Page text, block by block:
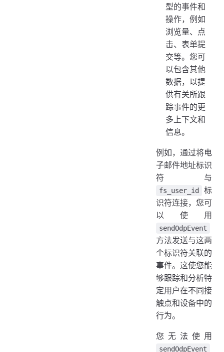
型的事件和
操作，例如
浏览量、点
击、表单提
交等。您可
以包含其他
数据，以提
供有关所跟
踪事件的更
多上下文和
信息。
例如，通过将电
子邮件地址标识
符与
fs_user_id
标
识符连接，您可
以使用
sendOdpEvent
方法发送与这两
个标识符关联的
事件。这使您能
够跟踪和分析特
定用户在不同接
触点和设备中的
行为。
您无法使用
sendOdpEvent